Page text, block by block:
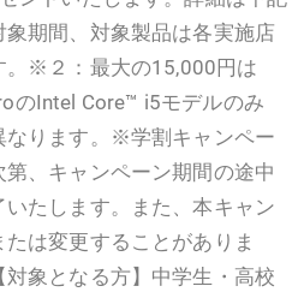
期間、対象製品は各実施店
。※２：最大の15,000円は
のIntel Core™ i5モデルのみ
なります。※学割キャンペー
、キャンペーン期間の途中
たします。また、本キャン
は変更することがありま
象となる方】中学生・高校